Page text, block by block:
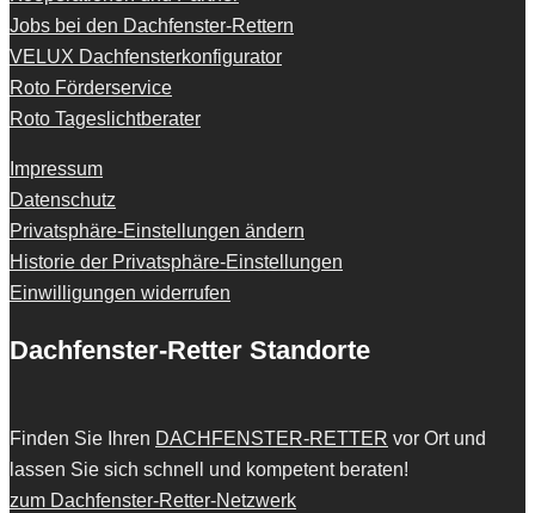
Jobs bei den Dachfenster-Rettern
VELUX Dachfensterkonfigurator
Roto Förderservice
Roto Tageslichtberater
Impressum
Datenschutz
Privatsphäre-Einstellungen ändern
Historie der Privatsphäre-Einstellungen
Einwilligungen widerrufen
Dachfenster-Retter Standorte
Finden Sie Ihren DACHFENSTER-RETTER vor Ort und
lassen Sie sich schnell und kompetent beraten!
zum Dachfenster-Retter-Netzwerk